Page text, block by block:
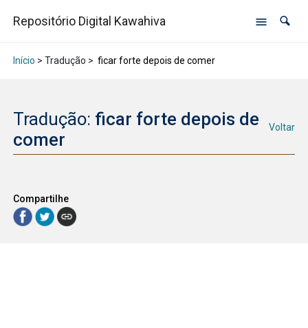
Repositório Digital Kawahiva
Início > Tradução > ficar forte depois de comer
Tradução: ficar forte depois de
comer
Voltar
Compartilhe